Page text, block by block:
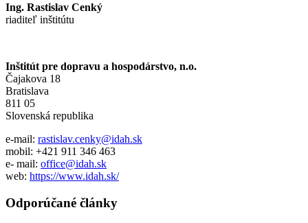
Ing. Rastislav Cenký
riaditeľ inštitútu
Inštitút pre dopravu a hospodárstvo, n.o.
Čajakova 18
Bratislava
811 05
Slovenská republika
e-mail: rastislav.cenky@idah.sk
mobil: +421 911 346 463
e- mail: office@idah.sk
web: https://www.idah.sk/
Odporúčané články